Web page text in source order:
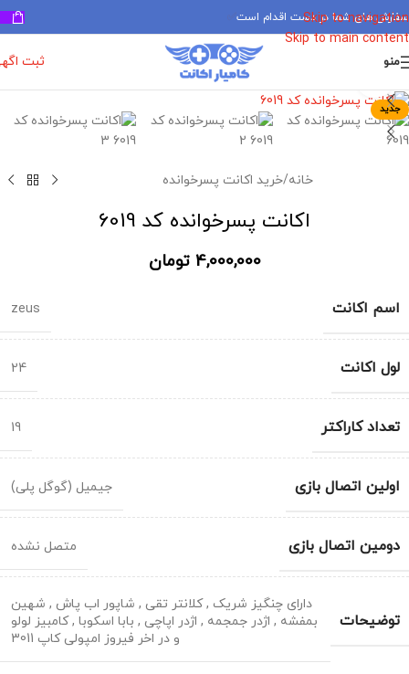
Skip to navigation
Skip to main content
سفارش های شما در دست اقدام است
منو ثبت
جدید
برای بزرگنمایی کلیک کنید
خانه/خرید اکانت پسرخوانده
اکانت پسرخوانده کد 6019
4,000,000 تومان
اسم اکانت zeus
لول اکانت 24
تعداد کاراکتر 19
اولین اتصال بازی جیمیل (گوگل پلی)
دومین اتصال بازی متصل نشده
توضیحات
دارای چنگیز شریک , کلانتر تقی , شاپور اب پاش , شهین
بمفشه , اژدر جمجمه , اژدر اپاچی , بابا اسکوبا , کامبیز لولو
و در اخر فیروز امپولی کاپ 3011